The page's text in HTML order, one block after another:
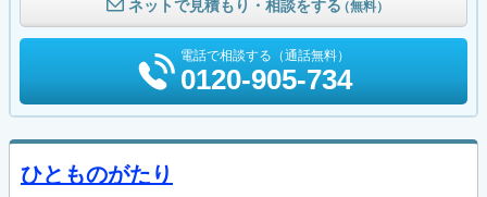
ネットで見積もり・相談をする（無料）
電話で相談する（通話無料）
0120-905-734
ひとものがたり